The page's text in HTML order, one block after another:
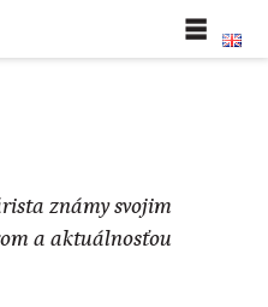
známy svojim
a aktuálnosťou